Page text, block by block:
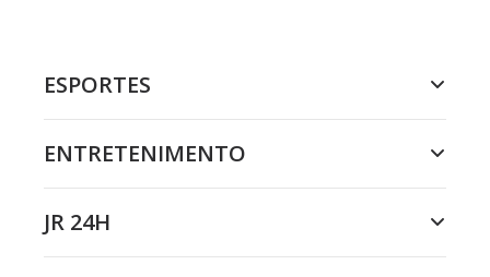
ESPORTES
ENTRETENIMENTO
JR 24H